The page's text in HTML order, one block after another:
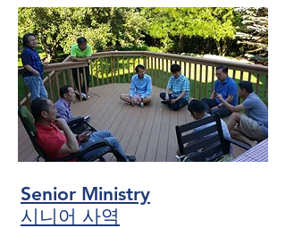
Senior Ministry
​시니어 사역